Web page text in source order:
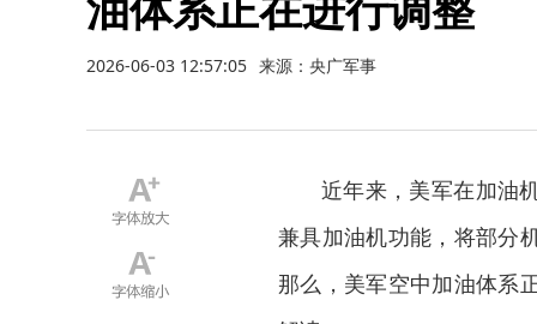
2026-06-03 12:57:05 来源：央广军事
近年来，美军在加油
兼具加油机功能，将部分
那么，美军空中加油体系